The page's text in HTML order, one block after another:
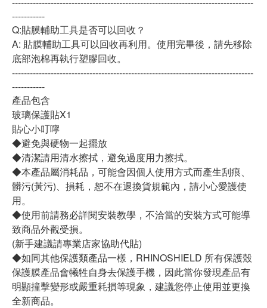
-----------
Q:貼膜輔助工具是否可以回收？
A: 貼膜輔助工具可以回收再利用。使用完畢後，請先移除
底部泡棉再執行塑膠回收。
---------------------------------------------------------------------------------
-----------
產品包含
玻璃保護貼X1
貼心小叮嚀
◆避免與硬物一起擺放
◆清潔請用清水擦拭，避免過度用力擦拭。
◆本產品屬消耗品，可能會因個人使用方式而產生刮痕、
髒污(黃污)、損耗，恕不在退換貨規範內，請小心愛護使
用。
◆使用前請務必詳閱安裝教學，不洽當的安裝方式可能導
致商品外觀受損。
(新手建議請專業店家協助代貼)
◆如同其他保護類產品一樣，RHINOSHIELD 所有保護殼
保護膜產品會犧牲自身去保護手機，因此當你發現產品有
明顯撞擊變形或嚴重耗損等現象，建議您停止使用並更換
全新商品。